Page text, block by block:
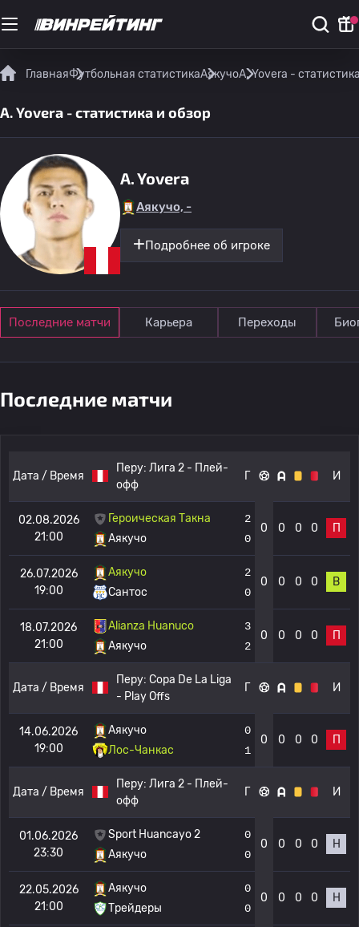
ГлавнаяФутбольная статистикаАякучоA. Yovera -
A. Yovera - статистика и обзор
A. Yovera
Аякучо, -
Подробнее об игроке
Последние матчи Карьера Переходы
Последние матчи
Дата / Время
Перу: Лига 2 - Плей-
офф
Г И
02.08.2026
21:00
Героическая Такна
Аякучо
2
0
0 0 0 0 П
26.07.2026
19:00
Аякучо
Сантос
2
0
0 0 0 0 В
18.07.2026
21:00
Alianza Huanuco
Аякучо
3
2
0 0 0 0 П
Дата / Время
Перу: Copa De La Liga
- Play Offs
Г И
14.06.2026
19:00
Аякучо
Лос-Чанкас
0
1
0 0 0 0 П
Дата / Время
Перу: Лига 2 - Плей-
офф
Г И
01.06.2026
23:30
Sport Huancayo 2
Аякучо
0
0
0 0 0 0 Н
22.05.2026
21:00
Аякучо
Трейдеры
0
0
0 0 0 0 Н